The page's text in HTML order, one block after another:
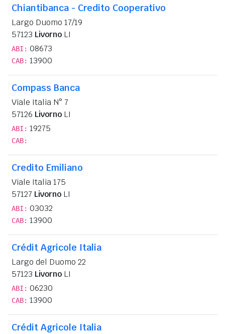
Chiantibanca - Credito Cooperativo
Largo Duomo 17/19
57123 Livorno LI
ABI: 08673
CAB: 13900
Compass Banca
Viale Italia N° 7
57126 Livorno LI
ABI: 19275
CAB:
Credito Emiliano
Viale Italia 175
57127 Livorno LI
ABI: 03032
CAB: 13900
Crédit Agricole Italia
Largo del Duomo 22
57123 Livorno LI
ABI: 06230
CAB: 13900
Crédit Agricole Italia